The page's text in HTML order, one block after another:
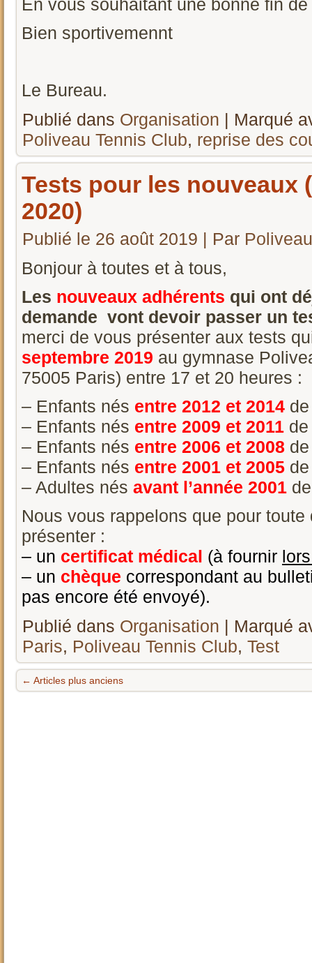
En vous souhaitant une bonne fin
Bien sportivemennt
Le Bureau.
Publié dans Organisation | Marqué
Poliveau Tennis Club, reprise des
Tests pour les nouveaux
2020)
Publié le 26 août 2019 | Par
Bonjour à toutes et à tous,
Les nouveaux adhérents qui ont
demande vont devoir passer un
merci de vous présenter aux tests
septembre 2019 au gymnase
75005 Paris) entre 17 et 20 heures :
– Enfants nés entre 2012 et 2014
– Enfants nés entre 2009 et 2011
– Enfants nés entre 2006 et 2008
– Enfants nés entre 2001 et 2005
– Adultes nés avant l’année 2001
Nous vous rappelons que pour
présenter :
– un certificat médical (à fournir
– un chèque correspondant au
pas encore été envoyé).
Publié dans Organisation | Marqué
Paris, Poliveau Tennis Club, Test
← Articles plus anciens